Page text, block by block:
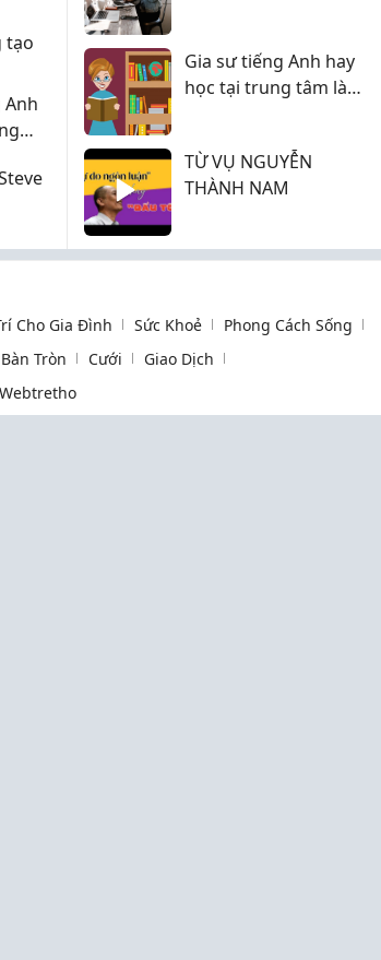
tạo
Anh
Gia sư tiếng Anh hay
học tại trung tâm là
TỪ VỤ NGUYỄN
THÀNH NAM
Cho Gia Đình Sức Khoẻ
Phong Cách Sống
Tròn Cưới
Giao Dịch